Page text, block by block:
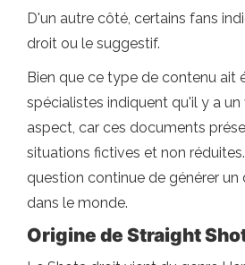
D'un autre côté, certains fans
droit ou le suggestif.
Bien que ce type de contenu ait
spécialistes indiquent qu'il y a
aspect, car ces documents
situations fictives et non
question continue de générer un
dans le monde.
Origine de Straight